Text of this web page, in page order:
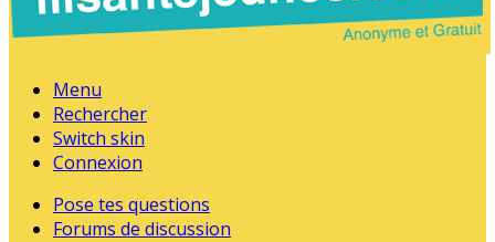
Menu
Rechercher
Switch skin
Connexion
Pose tes questions
Forums de discussion